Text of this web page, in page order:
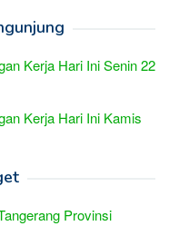
Kerja Hari Ini Senin 22
Kerja Hari Ini Kamis
Provinsi